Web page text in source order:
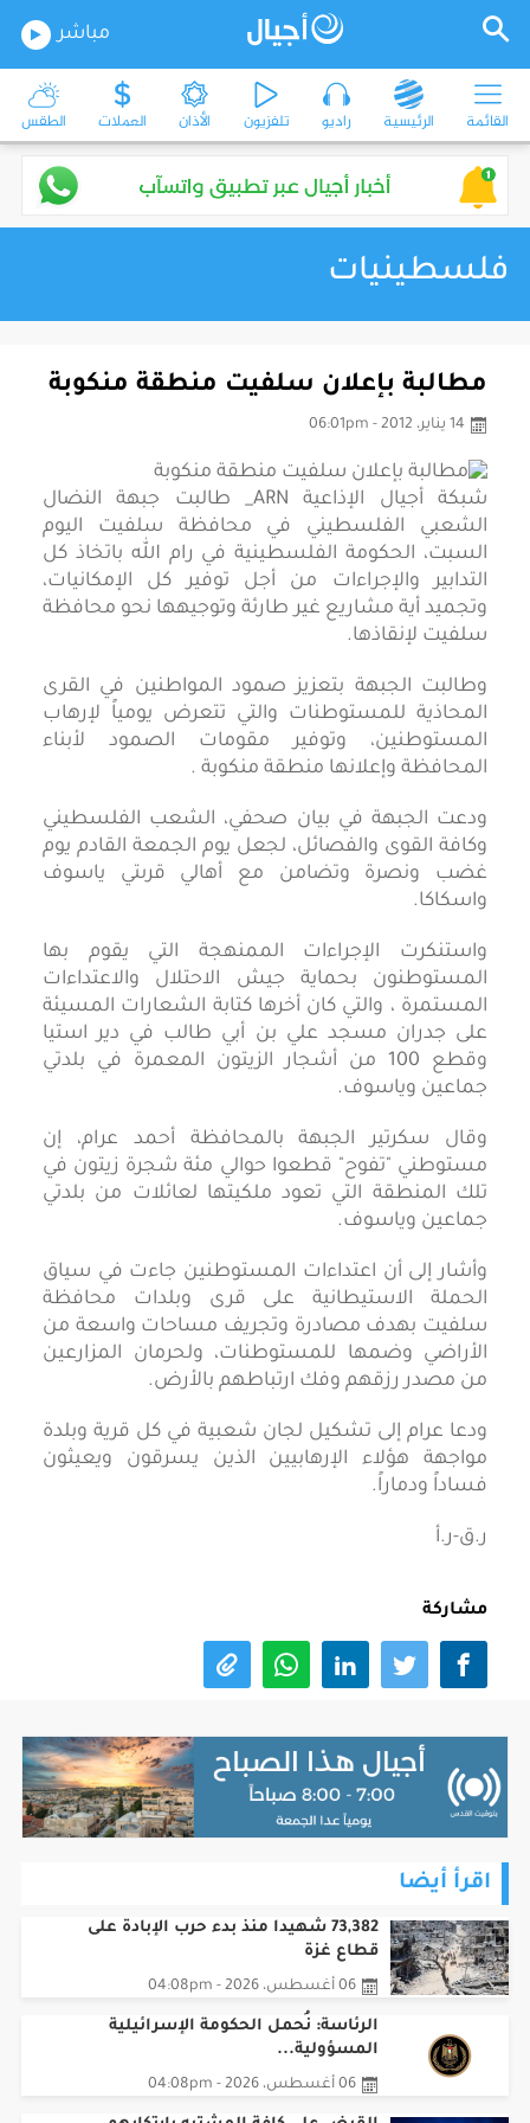
مباشر
القائمة الرئيسية راديو تلفزيون الأذان العملات الطقس
فلسطينيات
مطالبة بإعلان سلفيت منطقة منكوبة
14 يناير، 2012 - 06:01pm
شبكة أجيال الإذاعية ARN_ طالبت جبهة النضال
الشعبي الفلسطيني في محافظة سلفيت اليوم
السبت، الحكومة الفلسطينية في رام الله باتخاذ كل
التدابير والإجراءات من أجل توفير كل الإمكانيات،
وتجميد أية مشاريع غير طارئة وتوجيهها نحو محافظة
سلفيت لإنقاذها.
وطالبت الجبهة بتعزيز صمود المواطنين في القرى
المحاذية للمستوطنات والتي تتعرض يومياً لإرهاب
المستوطنين، وتوفير مقومات الصمود لأبناء
المحافظة وإعلانها منطقة منكوبة .
ودعت الجبهة في بيان صحفي، الشعب الفلسطيني
وكافة القوى والفصائل، لجعل يوم الجمعة القادم يوم
غضب ونصرة وتضامن مع أهالي قرىتي ياسوف
واسكاكا.
واستنكرت الإجراءات الممنهجة التي يقوم بها
المستوطنون بحماية جيش الاحتلال والاعتداءات
المستمرة ، والتي كان أخرها كتابة الشعارات المسيئة
على جدران مسجد علي بن أبي طالب في دير استيا
وقطع 100 من أشجار الزيتون المعمرة في بلدتي
جماعين وياسوف.
وقال سكرتير الجبهة بالمحافظة أحمد عرام، إن
مستوطني "تفوح" قطعوا حوالي مئة شجرة زيتون في
تلك المنطقة التي تعود ملكيتها لعائلات من بلدتي
جماعين وياسوف.
وأشار إلى أن اعتداءات المستوطنين جاءت في سياق
الحملة الاستيطانية على قرى وبلدات محافظة
سلفيت بهدف مصادرة وتجريف مساحات واسعة من
الأراضي وضمها للمستوطنات، ولحرمان المزارعين
من مصدر رزقهم وفك ارتباطهم بالأرض.
ودعا عرام إلى تشكيل لجان شعبية في كل قرية وبلدة
مواجهة هؤلاء الإرهابيين الذين يسرقون ويعيثون
فساداً ودماراً.
ر.ق-ر.أ
مشاركة
قطاع غزة
06 أغسطس، 2026 - 04:08pm
الرئاسة: نُحمل الحكومة الإسرائيلية
المسؤولية...
06 أغسطس، 2026 - 04:08pm
القبض على كافة المشتبه بارتكابهم
جريمة القتل...